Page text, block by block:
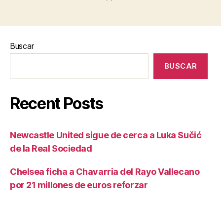
Buscar
BUSCAR
Recent Posts
Newcastle United sigue de cerca a Luka Sučić
de la Real Sociedad
Chelsea ficha a Chavarria del Rayo Vallecano
por 21 millones de euros reforzar